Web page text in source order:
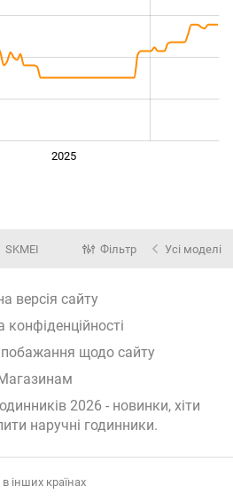
2025
SKMEI Фільтр Усі моделі
версія сайту
конфіденційності
щодо сайту
2026 - новинки, хіти
наручні годинники.
інших країнах